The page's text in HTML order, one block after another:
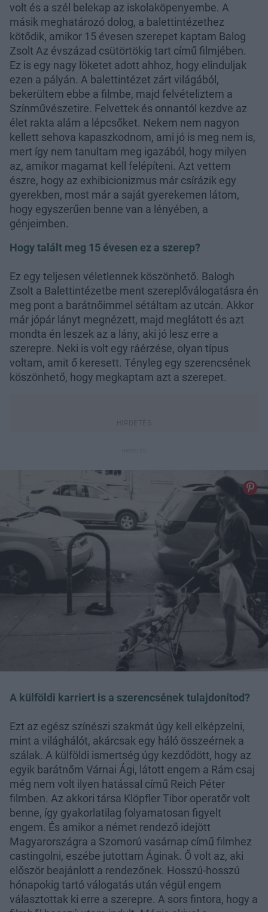
volt és a szél belekap az iskolaköpenyembe. A
másik meghatározó dolog, a balettintézethez
kötődik, amikor 15 évesen szerepet kaptam Balog
Zsolt Az évszázad csütörtökig tart című filmjében.
Ez is egy nagy löketet adott ahhoz, hogy elinduljak
ezen a pályán. A balettintézet zárt világából,
bekerültem ebbe a filmbe, majd felvételiztem a
Színművészetire. Felvettek és onnantól kezdve az
élet rakta alám a lépcsőket. Nekem nem nagyon
kellett sehova kapaszkodnom, ami jó is meg nem is,
mert így nem tanultam meg igazából, hogy milyen
az, amikor magamat kell felépíteni. Azt vettem
észre, hogy az exhibicionizmus már csírázik egy
gyerekben, most már a saját gyerekemen látom,
hogy egyszerűen benne van a lényében, a
génjeimben.
Hogy talált meg 15 évesen ez a szerep?
Ez egy teljesen véletlennek köszönhető. Balogh
Zsolt a Balettintézetbe ment szereplőválogatásra én
meg pont a barátnőimmel sétáltam az utcán. Akkor
már jópár lányt megnézett, majd meglátott és azt
mondta én leszek az a lány, aki jó lesz erre a
szerepre. Neki is volt egy ráérzése, olyan típus
voltam, amit ő keresett. Tényleg egy szerencsének
köszönhető, hogy megkaptam azt a szerepet.
A külföldi karriert is a szerencsének tulajdonítod?
Ezt az egész színészi szakmát úgy kell elképzelni,
mint a világhálót, akárcsak egy háló összeérnek a
szálak. A külföldi ismertség úgy kezdődött, hogy az
egyik barátnőm Várnai Ági, látott engem a Rám csaj
még nem volt ilyen hatással című Reich Péter
filmben. Az akkori társa Klöpfler Tibor operatőr volt
benne, így gyakorlatilag folyamatosan figyelt
engem. És amikor a német rendező idejött
Magyarországra a Szomorú vasárnap című filmhez
castingolni, eszébe jutottam Áginak. Ő volt az, aki
először beajánlott a rendezőnek. Hosszú-hosszú
hónapokig tartó válogatás után végül engem
választottak ki erre a szerepre. A sors fintora, hogy a